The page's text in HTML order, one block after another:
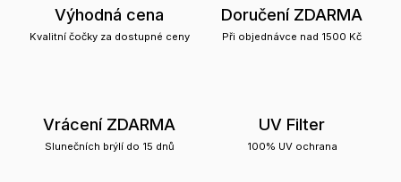
Výhodná cena
Kvalitní čočky za dostupné ceny
Doručení ZDARMA
Při objednávce nad 1500 Kč
Vrácení ZDARMA
Slunečních brýlí do 15 dnů
UV Filter
100% UV ochrana